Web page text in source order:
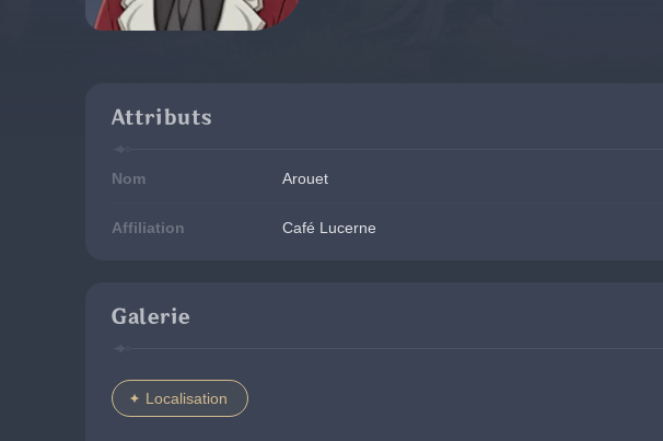
Attributs
Nom Arouet
Affiliation Café Lucerne
Galerie
Localisation